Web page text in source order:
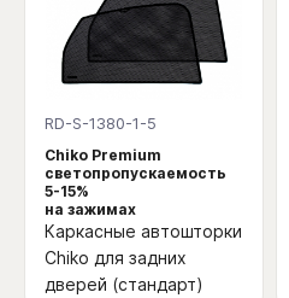
RD-S-1380-1-5
Chiko Premium
светопропускаемость
5-15%
на зажимах
Каркасные автошторки
Chiko для задних
дверей (стандарт)